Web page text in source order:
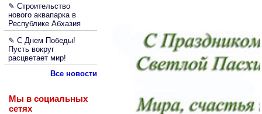
✎ Строительство
нового аквапарка в
Республике Абхазия
✎ С Днем Победы!
Пусть вокруг
расцветает мир!
Все новости
Мы в социальных
сетях